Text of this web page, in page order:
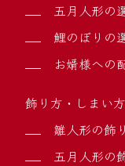
五月人形の
鯉のぼりの
お婿様への
飾り方・しまい方
雛人形の飾
五月人形の